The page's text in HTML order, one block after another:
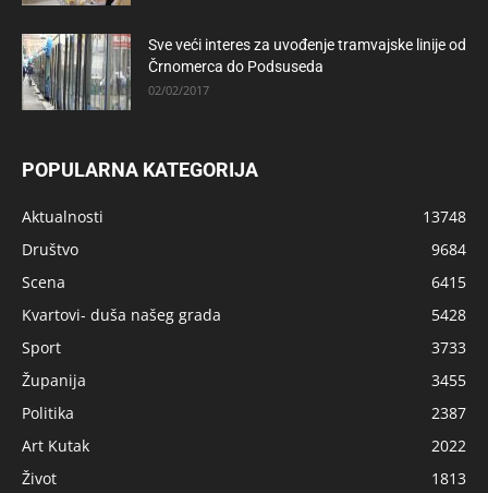
Sve veći interes za uvođenje tramvajske linije od
Črnomerca do Podsuseda
02/02/2017
POPULARNA KATEGORIJA
Aktualnosti
13748
Društvo
9684
Scena
6415
Kvartovi- duša našeg grada
5428
Sport
3733
Županija
3455
Politika
2387
Art Kutak
2022
Život
1813